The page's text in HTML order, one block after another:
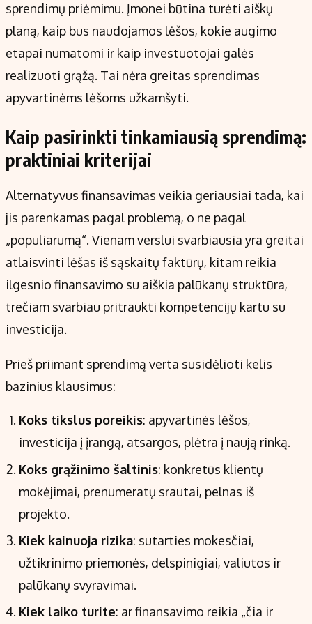
sprendimų priėmimu. Įmonei būtina turėti aiškų
planą, kaip bus naudojamos lėšos, kokie augimo
etapai numatomi ir kaip investuotojai galės
realizuoti grąžą. Tai nėra greitas sprendimas
apyvartinėms lėšoms užkamšyti.
Kaip pasirinkti tinkamiausią sprendimą:
praktiniai kriterijai
Alternatyvus finansavimas veikia geriausiai tada, kai
jis parenkamas pagal problemą, o ne pagal
„populiarumą“. Vienam verslui svarbiausia yra greitai
atlaisvinti lėšas iš sąskaitų faktūrų, kitam reikia
ilgesnio finansavimo su aiškia palūkanų struktūra,
trečiam svarbiau pritraukti kompetencijų kartu su
investicija.
Prieš priimant sprendimą verta susidėlioti kelis
bazinius klausimus:
Koks tikslus poreikis: apyvartinės lėšos,
investicija į įrangą, atsargos, plėtra į naują rinką.
Koks grąžinimo šaltinis: konkretūs klientų
mokėjimai, prenumeratų srautai, pelnas iš
projekto.
Kiek kainuoja rizika: sutarties mokesčiai,
užtikrinimo priemonės, delspinigiai, valiutos ir
palūkanų svyravimai.
Kiek laiko turite: ar finansavimo reikia „čia ir